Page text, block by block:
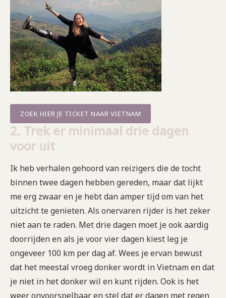
ZOEK HIER JE TICKET NAAR VIETNAM
2. Trek er minimaal drie dagen
voor uit
Ik heb verhalen gehoord van reizigers die de tocht
binnen twee dagen hebben gereden, maar dat lijkt
me erg zwaar en je hebt dan amper tijd om van het
uitzicht te genieten. Als onervaren rijder is het zeker
niet aan te raden. Met drie dagen moet je ook aardig
doorrijden en als je voor vier dagen kiest leg je
ongeveer 100 km per dag af. Wees je ervan bewust
dat het meestal vroeg donker wordt in Vietnam en dat
je niet in het donker wil en kunt rijden. Ook is het
weer onvoorspelbaar en stel dat er dagen met regen